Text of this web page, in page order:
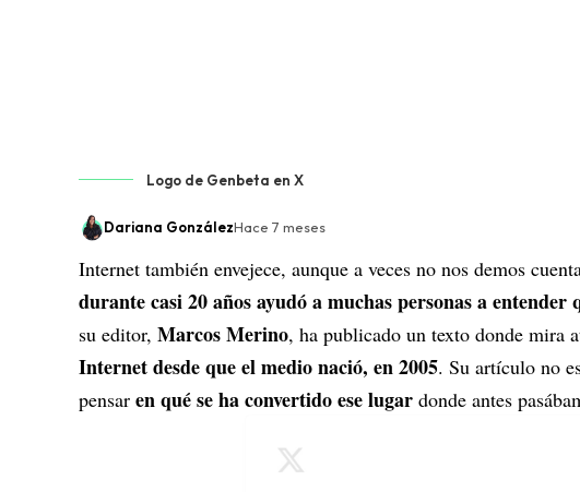
Logo de Genbeta en X
Dariana GonzálezHace 7 meses
Internet también envejece, aunque a veces no nos demos
durante casi 20 años ayudó a muchas personas a entender
su editor, Marcos Merino, ha publicado un texto donde mira
Internet desde que el medio nació, en 2005. Su artículo no
pensar en qué se ha convertido ese lugar donde antes